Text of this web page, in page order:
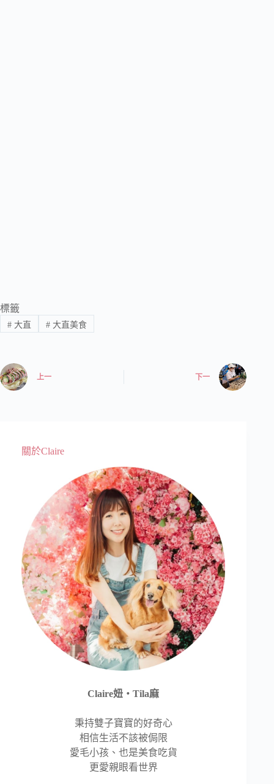
標籤
#大直 #大直美食
上一 下一
關於Claire
Claire妞‧Tila麻
秉持雙子寶寶的好奇心
相信生活不該被侷限
愛毛小孩、也是美食吃貨
更愛親眼看世界